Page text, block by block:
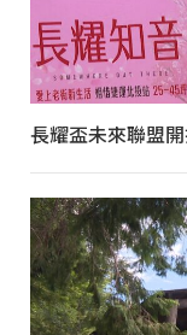
長耀盃未來聯盟